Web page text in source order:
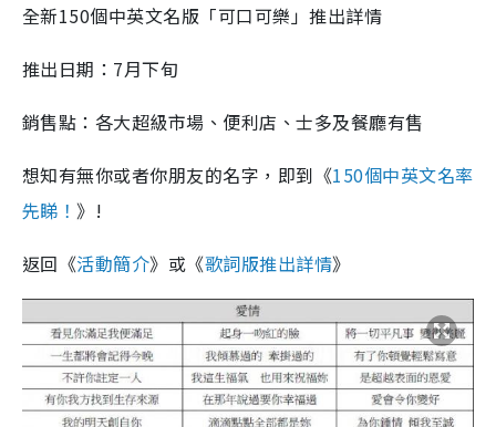
全新150個中英文名版「可口可樂」推出詳情
推出日期：7月下旬
銷售點：各大超級市場、便利店、士多及餐廳有售
想知有無你或者你朋友的名字，即到《150個中英文名率
先睇！》!
返回《活動簡介》或《歌詞版推出詳情》